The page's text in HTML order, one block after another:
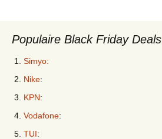
Populaire Black Friday Deals
Simyo:
Nike:
KPN:
Vodafone:
TUI: